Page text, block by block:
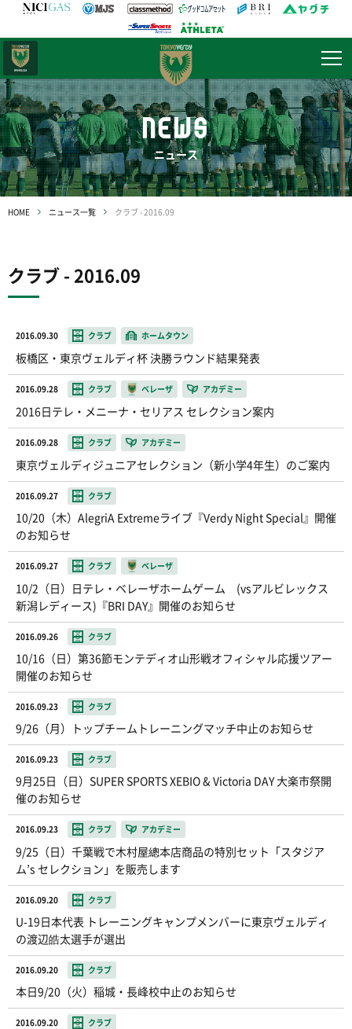
NEWS
ニュース
HOME ニュース一覧 クラブ - 2016.09
クラブ - 2016.09
2016.09.30 クラブ ホームタウン
板橋区・東京ヴェルディ杯 決勝ラウンド結果発表
2016.09.28 クラブ ベレーザ アカデミー
2016日テレ・メニーナ・セリアス セレクション案内
2016.09.28 クラブ アカデミー
東京ヴェルディジュニアセレクション（新小学4年生）のご案内
2016.09.27 クラブ
10/20（木）AlegriA Extremeライブ『Verdy Night Special』開催
のお知らせ
2016.09.27 クラブ ベレーザ
10/2（日）日テレ・ベレーザホームゲーム (vsアルビレックス
新潟レディース)『BRI DAY』開催のお知らせ
2016.09.26 クラブ
10/16（日）第36節モンテディオ山形戦オフィシャル応援ツアー
開催のお知らせ
2016.09.23 クラブ
9/26（月）トップチームトレーニングマッチ中止のお知らせ
2016.09.23 クラブ
9月25日（日）SUPER SPORTS XEBIO & Victoria DAY 大楽市祭開
催のお知らせ
2016.09.23 クラブ アカデミー
9/25（日）千葉戦で木村屋總本店商品の特別セット「スタジア
ム’s セレクション」を販売します
2016.09.20 クラブ
U-19日本代表 トレーニングキャンプメンバーに東京ヴェルディ
の渡辺皓太選手が選出
2016.09.20 クラブ
本日9/20（火）稲城・長峰校中止のお知らせ
2016.09.20 クラブ